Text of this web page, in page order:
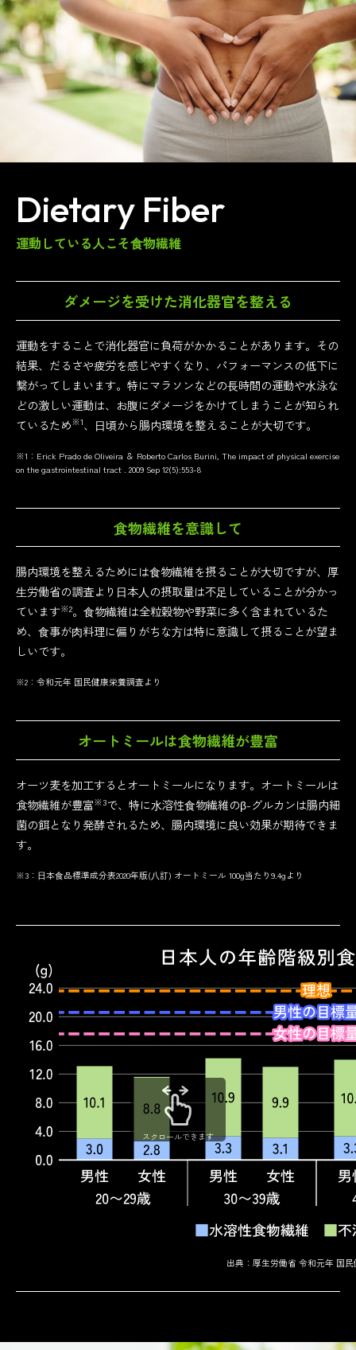
Dietary Fiber
運動している人こそ⾷物繊維
ダメージを受けた消化器官を整える
運動をすることで消化器官に負荷がかかることがあります。その
結果、だるさや疲労を感じやすくなり、パフォーマンスの低下に
繋がってしまいます。特にマラソンなどの⻑時間の運動や⽔泳な
どの激しい運動は、お腹にダメージをかけてしまうことが知られ
ているため※1、⽇頃から腸内環境を整えることが⼤切です。
※1：Erick Prado de Oliveira ＆ Roberto Carlos Burini, The impact of physical exercise
on the gastrointestinal tract . 2009 Sep 12(5):553-8
食物繊維を意識して
腸内環境を整えるためには⾷物繊維を摂ることが⼤切ですが、厚
⽣労働省の調査より⽇本⼈の摂取量は不⾜していることが分かっ
ています※2。⾷物繊維は全粒穀物や野菜に多く含まれているた
め、⾷事が⾁料理に偏りがちな⽅は特に意識して摂ることが望ま
しいです。
※2：令和元年 国民健康栄養調査より
オートミールは食物繊維が豊富
オーツ麦を加工するとオートミールになります。オートミールは
食物繊維が豊富※3で、特に⽔溶性⾷物繊維のβ-グルカンは腸内細
菌の餌となり発酵されるため、腸内環境に良い効果が期待できま
す。
※3：⽇本⾷品標準成分表2020年版(⼋訂) オートミール 100g当たり9.4gより
出典：厚生労働省 令和元年 国
スクロールできます